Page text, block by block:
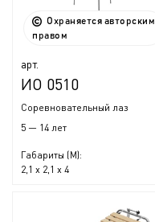
Охраняется авторским
правом
арт.
ИО 0510
Соревновательный лаз
5 — 14 лет
Габариты (М):
2,1 x 2,1 x 4